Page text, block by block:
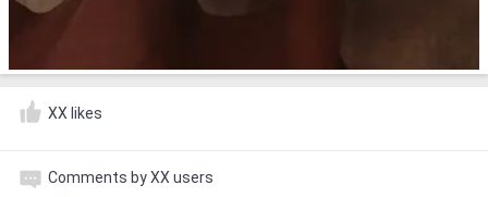
XX likes
Comments by XX users